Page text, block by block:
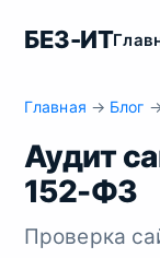
БЕЗ-ИТ
Главная → Блог
Аудит
152-ФЗ
Проверка